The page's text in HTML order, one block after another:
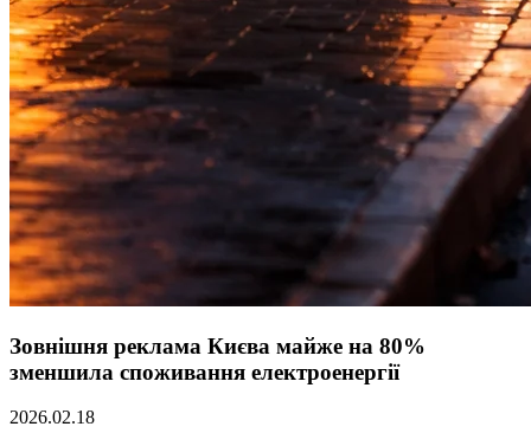
Зовнішня реклама Києва майже на 80%
зменшила споживання електроенергії
2026.02.18